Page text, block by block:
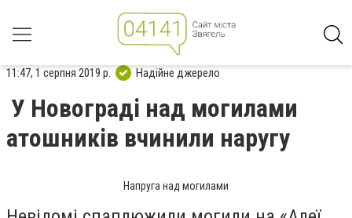
11:47, 1 серпня 2019 р. Надійне джерело
У Новограді над могилами
атошників вчинили наругу
Напруга над могилами